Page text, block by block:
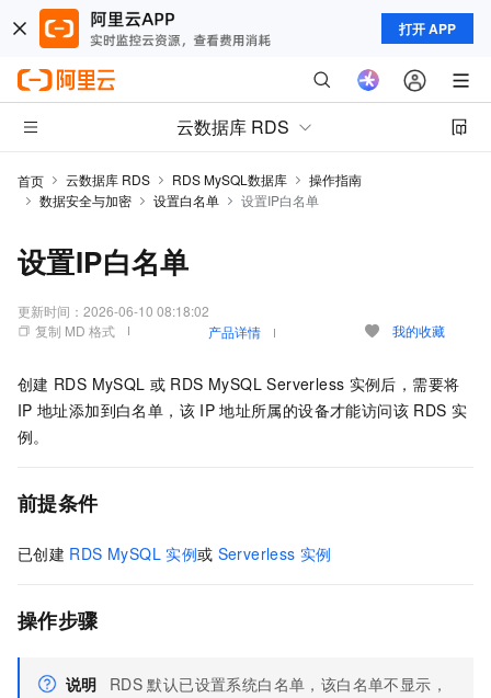
打开 APP
云数据库 RDS
首页 云数据库 RDS RDS MySQL数据库
操作指南
数据安全与加密
设置白名单 设置IP白名单
设置IP白名单
更新时间： 2026-06-10 08:18:02
复制 MD 格式
产品详情 我的收藏
创建 RDS MySQL 或 RDS MySQL Serverless 实例后，需要将
IP 地址添加到白名单，该 IP 地址所属的设备才能访问该 RDS 实
例。
前提条件
已创建 RDS MySQL 实例或 Serverless 实例
操作步骤
说明 RDS 默认已设置系统白名单，该白名单不显示，